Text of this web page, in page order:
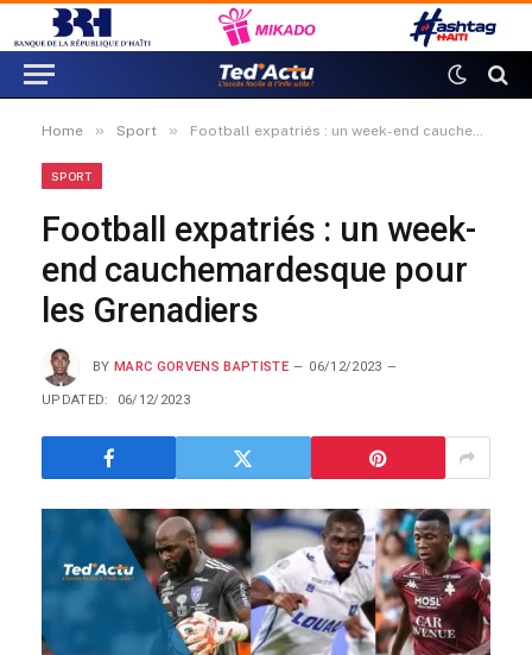
Home » Sport » Football expatriés : un week-end cauchemardesque pour les Grenadiers
SPORT
Football expatriés : un week-
end cauchemardesque pour
les Grenadiers
BY MARC GORVENS BAPTISTE 06/12/2023
UPDATED: 06/12/2023